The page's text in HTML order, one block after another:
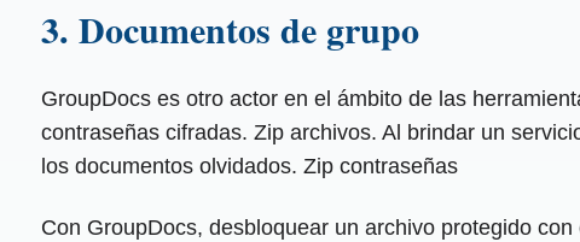
3. Documentos de grupo
GroupDocs es otro actor en el ámbito de las
contraseñas cifradas. Zip archivos. Al brindar un
los documentos olvidados. Zip contraseñas
Con GroupDocs, desbloquear un archivo protegido